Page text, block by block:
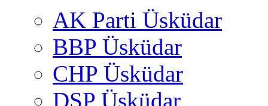
AK Parti Üsküdar
BBP Üsküdar
CHP Üsküdar
DSP Üsküdar